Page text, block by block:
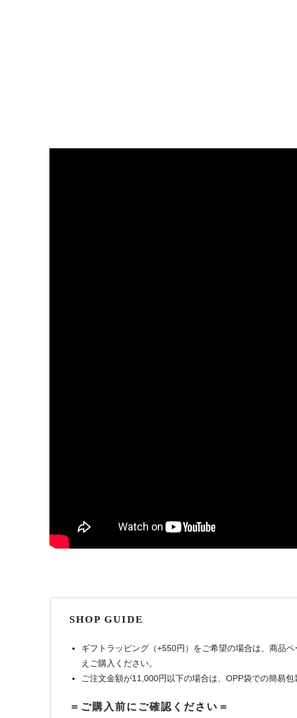
SHOP GUIDE
ギフトラッピング（+550円）をご希望の場合は、商品
えご購入ください。
ご注文金額が11,000円以下の場合は、OPP袋での簡易包
＝ご購入前にご確認ください＝